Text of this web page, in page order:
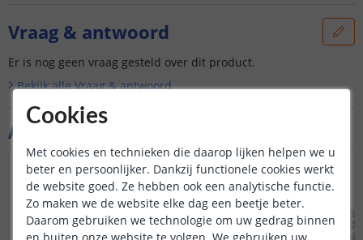
Aanvullende producten
NIEUW
Vraag & antwoord
Er is nog geen vraag gesteld over dit product.
Bekijk alle Vraag & antwoord
Cookies
Met cookies en technieken die daarop lijken helpen we u
beter en persoonlijker. Dankzij functionele cookies werkt
de website goed. Ze hebben ook een analytische functie.
Zo maken we de website elke dag een beetje beter.
Daarom gebruiken we technologie om uw gedrag binnen
en buiten onze website te volgen. We gebruiken uw